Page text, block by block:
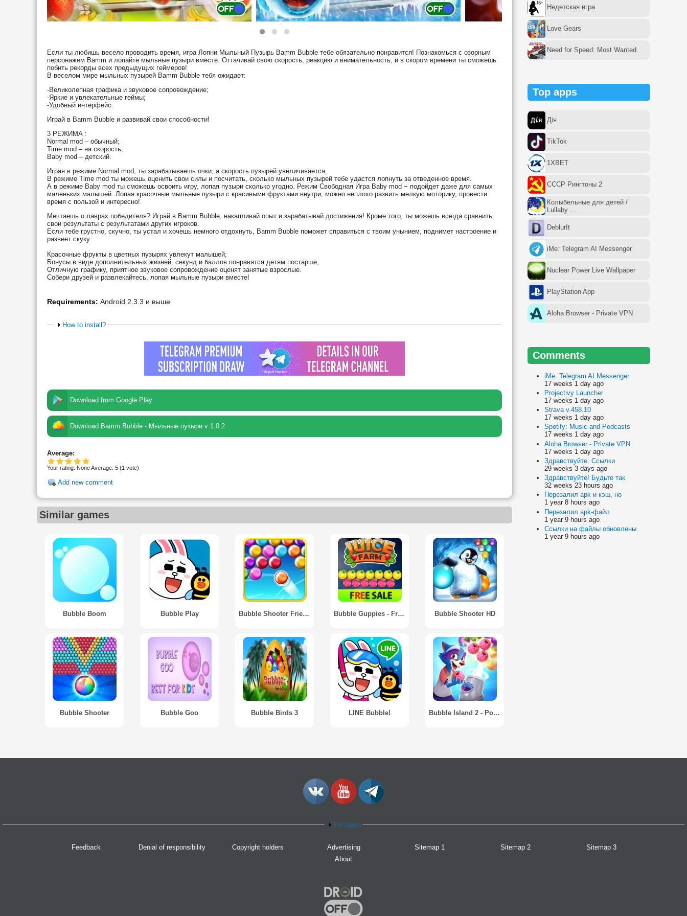
Если ты любишь весело проводить время, игра Лопни Мыльный Пузырь Bamm Bubble тебе обязательно понравится! Познакомься с озорным
персонажем Bamm и лопайте мыльные пузыри вместе. Оттачивай свою скорость, реакцию и внимательность, и в скором времени ты сможешь
побить рекорды всех предыдущих геймеров!
В веселом мире мыльных пузырей Bamm Bubble тебя ожидает:
-Великолепная графика и звуковое сопровождение;
-Яркие и увлекательные геймы;
-Удобный интерфейс.
Играй в Bamm Bubble и развивай свои способности!
3 РЕЖИМА :
Normal mod – обычный;
Time mod – на скорость;
Baby mod – детский.
Играя в режиме Normal mod, ты зарабатываешь очки, а скорость пузырей увеличивается.
В режиме Time mod ты можешь оценить свои силы и посчитать, сколько мыльных пузырей тебе удастся лопнуть за отведенное время.
А в режиме Baby mod ты сможешь освоить игру, лопая пузыри сколько угодно. Режим Свободная Игра Baby mod − подойдет даже для самых
маленьких малышей. Лопая красочные мыльные пузыри с красивыми фруктами внутри, можно неплохо развить мелкую моторику, провести
время с пользой и интересно!
Мечтаешь о лаврах победителя? Играй в Bamm Bubble, накапливай опыт и зарабатывай достижения! Кроме того, ты можешь всегда сравнить
свои результаты с результатами других игроков.
Если тебе грустно, скучно, ты устал и хочешь немного отдохнуть, Bamm Bubble поможет справиться с твоим унынием, поднимет настроение и
развеет скуку.
Красочные фрукты в цветных пузырях увлекут малышей;
Бонусы в виде дополнительных жизней, секунд и баллов понравятся детям постарше;
Отличную графику, приятное звуковое сопровождение оценят занятые взрослые.
Собери друзей и развлекайтесь, лопая мыльные пузыри вместе!
Requirements: Android 2.3.3 и выше
How to install?
Download from Google Play
Download Bamm Bubble - Мыльные пузыри v 1.0.2
Average:
Your rating: NoneAverage: 5 (1 vote)
Add new comment
Similar games
Bubble Boom Bubble Play Bubble Shooter Friends Bubble Guppies - Fruit Bubble Shooter Bubble Shooter HD
Bubble Shooter Bubble Goo Bubble Birds 3 LINE Bubble! Bubble Island 2 - Pop Bubble Shooter
Недетская игра
Love Gears
Need for Speed: Most Wanted
Top apps
Дія
TikTok
1XBET
СССР Рингтоны 2
Колыбельные для детей /
Lullaby ...
DeblurIt
iMe: Telegram AI Messenger
Nuclear Power Live Wallpaper
PlayStation App
Aloha Browser - Private VPN
Comments
iMe: Telegram AI Messenger
17 weeks 1 day ago
Projectivy Launcher
17 weeks 1 day ago
Strava v.458.10
17 weeks 1 day ago
Spotify: Music and Podcasts
17 weeks 1 day ago
Aloha Browser - Private VPN
17 weeks 1 day ago
Здравствуйте. Ссылки
29 weeks 3 days ago
Здравствуйте! Будьте так
32 weeks 23 hours ago
Перезалил apk и кэш, но
1 year 8 hours ago
Перезалил apk-файл
1 year 9 hours ago
Ссылки на файлы обновлены
1 year 9 hours ago
For users
Feedback Denial of responsibility Copyright holders Advertising Sitemap 1 Sitemap 2
Sitemap 3
About